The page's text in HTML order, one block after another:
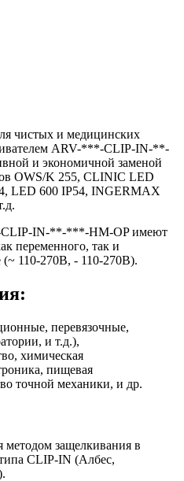
чистых и медицинских
ARV-***-CLIP-IN-**-
и экономичной заменой
OWS/K 255, CLINIC LED
LED 600 IP54, INGERMAX
IN-**-***-HM-OP имеют
переменного, так и
(~ 110-270В, - 110-270В).
перевязочные,
и т.д.),
химическая
пищевая
точной механики, и др.
методом защелкивания в
CLIP-IN (Албес,